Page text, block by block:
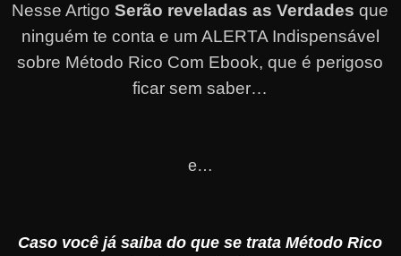
Nesse ArtigoSerão reveladas as Verdades que
ninguém te conta e um ALERTA Indispensável
sobre Método Rico Com Ebook, que é perigoso
ficar sem saber…
e…
Caso você já saiba do que se trata Método Rico